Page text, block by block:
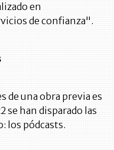
en
de confianza".
de una obra previa es
se han disparado las
los pódcasts.